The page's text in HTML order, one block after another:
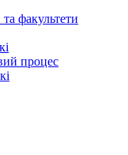
факультети
процес